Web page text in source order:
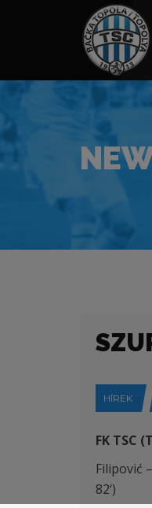
HÍREK
FK TSC
Filipović
82‘)